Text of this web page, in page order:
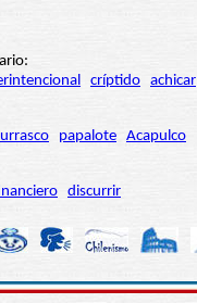
críptido achicar
papalote Acapulco
discurrir